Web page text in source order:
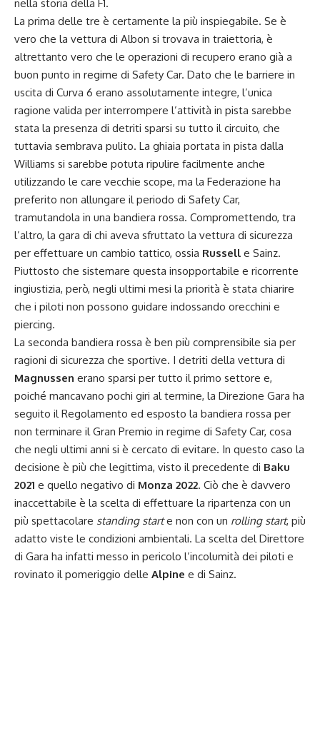
nella storia della F1.
La prima delle tre è certamente la più inspiegabile. Se è
vero che la vettura di Albon si trovava in traiettoria, è
altrettanto vero che le operazioni di recupero erano già a
buon punto in regime di Safety Car. Dato che le barriere in
uscita di Curva 6 erano assolutamente integre, l’unica
ragione valida per interrompere l’attività in pista sarebbe
stata la presenza di detriti sparsi su tutto il circuito, che
tuttavia sembrava pulito. La ghiaia portata in pista dalla
Williams si sarebbe potuta ripulire facilmente anche
utilizzando le care vecchie scope, ma la Federazione ha
preferito non allungare il periodo di Safety Car,
tramutandola in una bandiera rossa. Compromettendo, tra
l’altro, la gara di chi aveva sfruttato la vettura di sicurezza
per effettuare un cambio tattico, ossia Russell e Sainz.
Piuttosto che sistemare questa insopportabile e ricorrente
ingiustizia, però, negli ultimi mesi la priorità è stata chiarire
che i piloti non possono guidare indossando orecchini e
piercing.
La seconda bandiera rossa è ben più comprensibile sia per
ragioni di sicurezza che sportive. I detriti della vettura di
Magnussen erano sparsi per tutto il primo settore e,
poiché mancavano pochi giri al termine, la Direzione Gara ha
seguito il Regolamento ed esposto la bandiera rossa per
non terminare il Gran Premio in regime di Safety Car, cosa
che negli ultimi anni si è cercato di evitare. In questo caso la
decisione è più che legittima, visto il precedente di Baku
2021 e quello negativo di Monza 2022. Ciò che è davvero
inaccettabile è la scelta di effettuare la ripartenza con un
più spettacolare standing starte non con un rolling start, più
adatto viste le condizioni ambientali. La scelta del Direttore
di Gara ha infatti messo in pericolo l’incolumità dei piloti e
rovinato il pomeriggio delle Alpine e di Sainz.